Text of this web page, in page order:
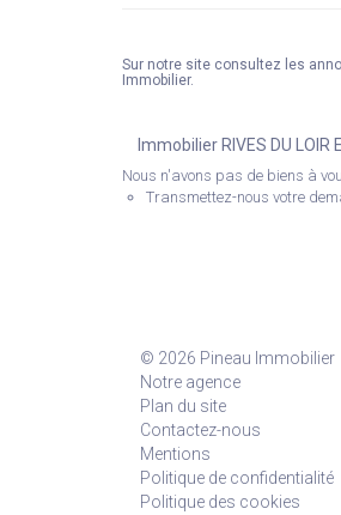
Sur notre site consultez les
Immobilier.
Immobilier RIVES DU LOIR
Nous n'avons pas de biens à
Transmettez-nous votre
© 2026 Pineau Immobilier
Notre agence
Plan du site
Contactez-nous
Mentions
Politique de confidentialité
Politique des cookies